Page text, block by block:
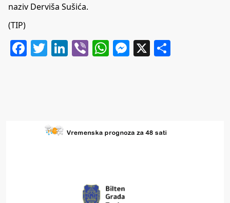
naziv Derviša Sušića.
(TIP)
Facebook
Twitter
LinkedIn
ViberWhatsApp
Messenger
X